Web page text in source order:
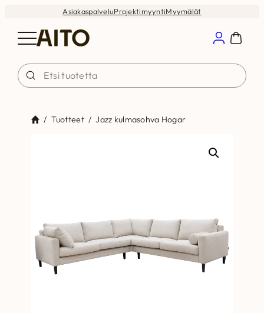
AsiakaspalveluProjektimyyntiMyymälät
/ Tuotteet / Jazz kulmasohva Hogar